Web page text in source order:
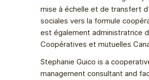
mise à échelle et de transfert
sociales vers la formule
est également administratrice
Coopératives et mutuelles
Stephanie Guico is a
management consultant and